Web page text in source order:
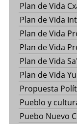
Plan de Vida
Plan de Vida
Plan de Vida
Plan de Vida
Plan de Vida
Plan de Vida
Propuesta
Pueblo y
Puebo Nuevo